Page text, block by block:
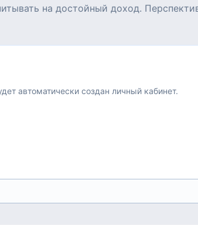
на достойный доход.
автоматически создан личный кабинет.